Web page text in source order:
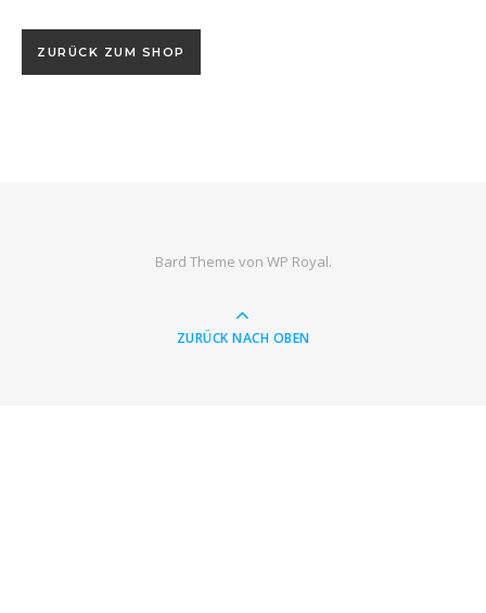
ZURÜCK ZUM SHOP
Bard Theme von WP Royal.
ZURÜCK NACH OBEN